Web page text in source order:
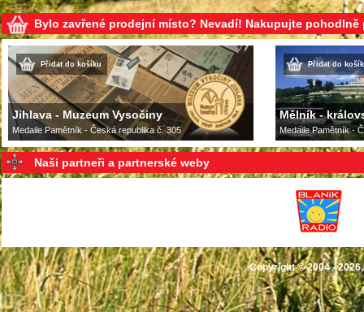
Bylo zavřené prodejní místo? Nevadí! Nakupujte
Přidat do košíku
Jihlava - Muzeum Vysočiny
Medaile Pamětník - Česká republika č. 305
Přidat do
Mělník -
Medaile Pamětník -
Naši partneři a partnerské weby
Copyright © 2004 -